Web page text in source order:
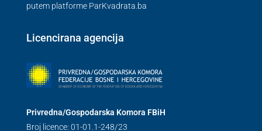
putem platforme ParKvadrata.ba
Licencirana agencija
Privredna/Gospodarska Komora FBiH
Broj licence: 01-01.1-248/23